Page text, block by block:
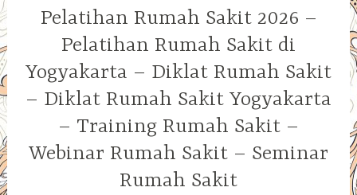
Pelatihan Rumah Sakit 2026 –
Pelatihan Rumah Sakit di
Yogyakarta – Diklat Rumah Sakit
– Diklat Rumah Sakit Yogyakarta
– Training Rumah Sakit –
Webinar Rumah Sakit – Seminar
Rumah Sakit